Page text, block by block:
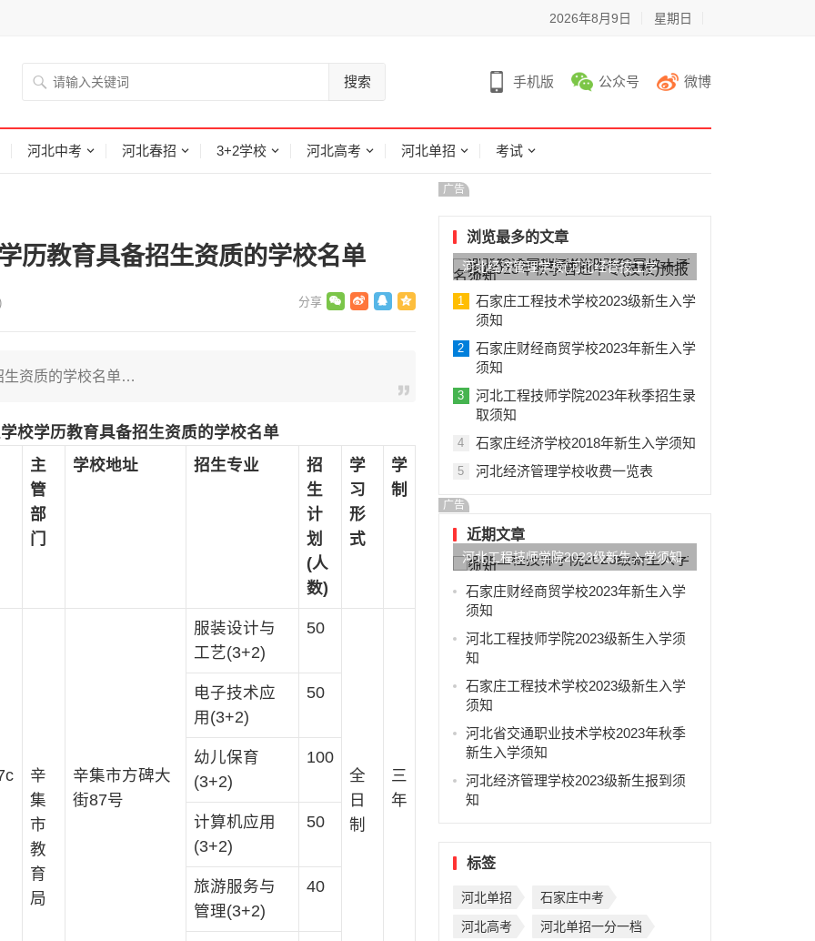
2026年8月9日 星期日
搜索 手机版 公众号 微博
河北中考 河北春招 3+2学校 河北高考 河北单招 考试
历教育具备招生资质的学校名单
生资质的学校名单…
校学历教育具备招生资质的学校名单
主
管
部
门
学校地址 招生专业
招
生
计
划
(人
数)
学
习
形
式
学
制
辛
集
市
教
育
局
辛集市方碑大
街87号
服装设计与
工艺(3+2)
50
全
日
制
三
年
电子技术应
用(3+2)
50
幼儿保育
(3+2)
100
计算机应用
(3+2)
50
旅游服务与
管理(3+2)
40
广告
浏览最多的文章
河北经济管理学校(河北经管技工学
校)2023年秋季普通中专(技校)预报名须
1
石家庄工程技术学校2023级新生入学
须知
2
石家庄财经商贸学校2023年新生入学
须知
3
河北工程技师学院2023年秋季招生录
取须知
4 石家庄经济学校2018年新生入学须知
5 河北经济管理学校收费一览表
广告
近期文章
河北工程技师学院2023级新生入学须知
石家庄财经商贸学校2023年新生入学
须知
河北工程技师学院2023级新生入学须
知
石家庄工程技术学校2023级新生入学
须知
河北省交通职业技术学校2023年秋季
新生入学须知
河北经济管理学校2023级新生报到须
知
标签
河北单招
石家庄中考
河北高考
河北单招一分一档